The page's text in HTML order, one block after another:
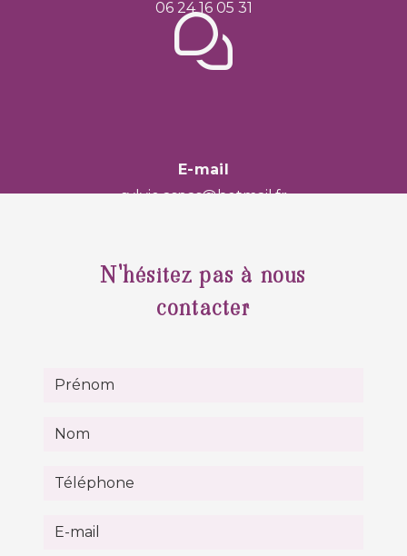
06 24 16 05 31
E-mail
sylvie.aspas@hotmail.fr
N'hésitez pas à nous
contacter